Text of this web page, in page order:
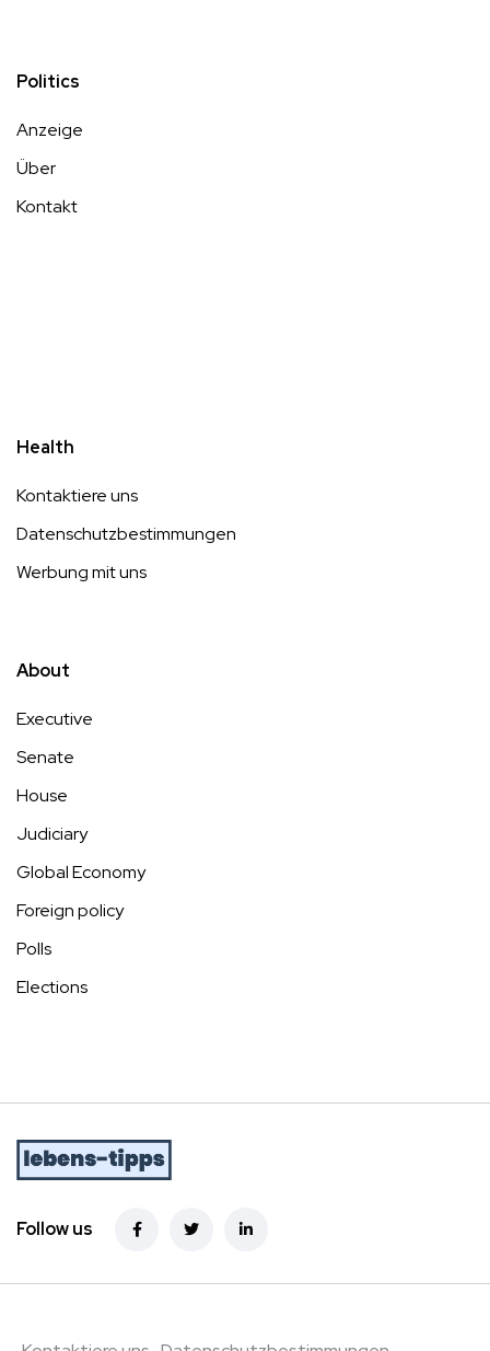
Politics
Anzeige
Über
Kontakt
Health
Kontaktiere uns
Datenschutzbestimmungen
Werbung mit uns
About
Executive
Senate
House
Judiciary
Global Economy
Foreign policy
Polls
Elections
Follow us